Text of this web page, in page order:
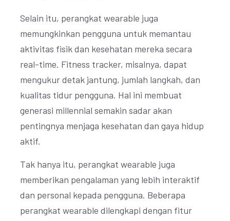
Selain itu, perangkat wearable juga
memungkinkan pengguna untuk memantau
aktivitas fisik dan kesehatan mereka secara
real-time. Fitness tracker, misalnya, dapat
mengukur detak jantung, jumlah langkah, dan
kualitas tidur pengguna. Hal ini membuat
generasi millennial semakin sadar akan
pentingnya menjaga kesehatan dan gaya hidup
aktif.
Tak hanya itu, perangkat wearable juga
memberikan pengalaman yang lebih interaktif
dan personal kepada pengguna. Beberapa
perangkat wearable dilengkapi dengan fitur